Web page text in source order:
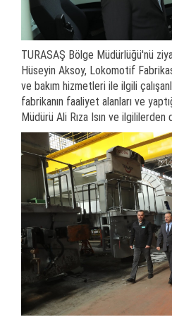
TURASAŞ Bölge Müdürlüğü'nü
Hüseyin Aksoy, Lokomotif
ve bakım hizmetleri ile ilgili
fabrikanın faaliyet alanları ve
Müdürü Ali Rıza Isın ve ilgililerden